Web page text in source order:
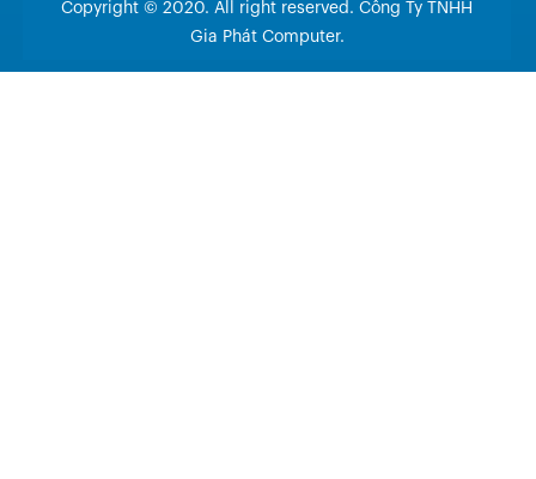
Copyright © 2020. All right reserved. Công Ty TNHH
Gia Phát Computer.